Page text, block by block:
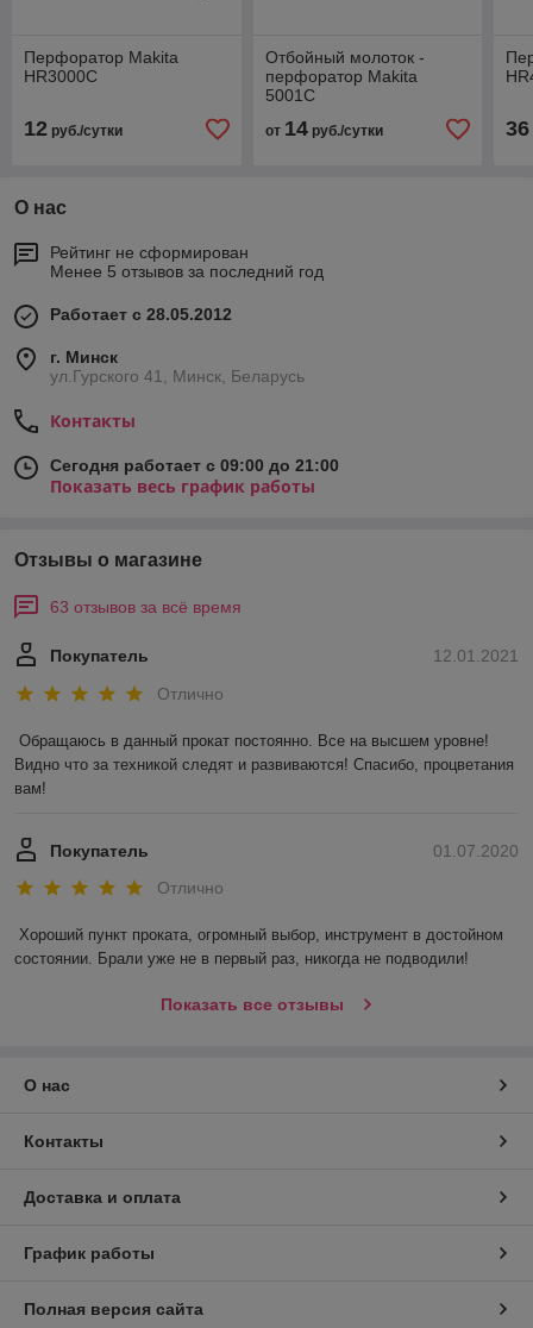
Перфоратор Makita
HR3000C
12 руб./сутки
Отбойный молоток -
перфоратор Makita
5001C
от 14руб./сутки 36
О нас
Рейтинг не сформирован
Менее 5 отзывов за последний год
Работает с 28.05.2012
г. Минск
ул.Гурского 41, Минск, Беларусь
Контакты
Сегодня работает с 09:00 до 21:00
Показать весь график работы
Отзывы о магазине
63 отзывов за всё время
12.01.2021
Покупатель
Отлично
Обращаюсь в данный прокат постоянно. Все на высшем уровне!
Видно что за техникой следят и развиваются! Спасибо, процветания
вам!
01.07.2020
Покупатель
Отлично
Хороший пункт проката, огромный выбор, инструмент в достойном
состоянии. Брали уже не в первый раз, никогда не подводили!
Показать все отзывы
О нас
Контакты
Доставка и оплата
График работы
Полная версия сайта